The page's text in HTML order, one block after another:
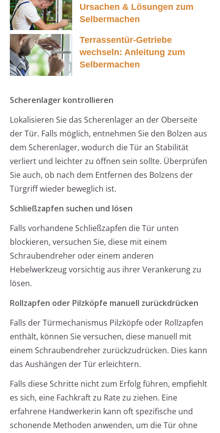
Ursachen & Lösungen zum
Selbermachen
Terrassentür-Getriebe
wechseln: Anleitung zum
Selbermachen
Scherenlager kontrollieren
Lokalisieren Sie das Scherenlager an der Oberseite
der Tür. Falls möglich, entnehmen Sie den Bolzen aus
dem Scherenlager, wodurch die Tür an Stabilität
verliert und leichter zu öffnen sein sollte. Überprüfen
Sie auch, ob nach dem Entfernen des Bolzens der
Türgriff wieder beweglich ist.
Schließzapfen suchen und lösen
Falls vorhandene Schließzapfen die Tür unten
blockieren, versuchen Sie, diese mit einem
Schraubendreher oder einem anderen
Hebelwerkzeug vorsichtig aus ihrer Verankerung zu
lösen.
Rollzapfen oder Pilzköpfe manuell zurückdrücken
Falls der Türmechanismus Pilzköpfe oder Rollzapfen
enthält, können Sie versuchen, diese manuell mit
einem Schraubendreher zurückzudrücken. Dies kann
das Aushängen der Tür erleichtern.
Falls diese Schritte nicht zum Erfolg führen, empfiehlt
es sich, eine Fachkraft zu Rate zu ziehen. Eine
erfahrene Handwerkerin kann oft spezifische und
schonende Methoden anwenden, um die Tür ohne